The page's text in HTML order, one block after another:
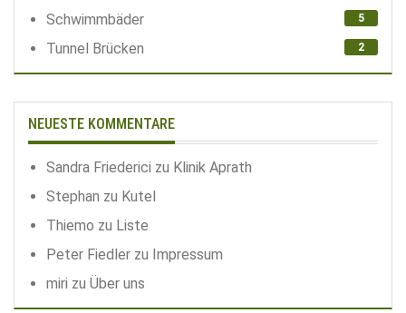
Schwimmbäder 5
Tunnel Brücken 2
NEUESTE KOMMENTARE
Sandra Friederici zu Klinik Aprath
Stephan zu Kutel
Thiemo zu Liste
Peter Fiedler zu Impressum
miri zu Über uns